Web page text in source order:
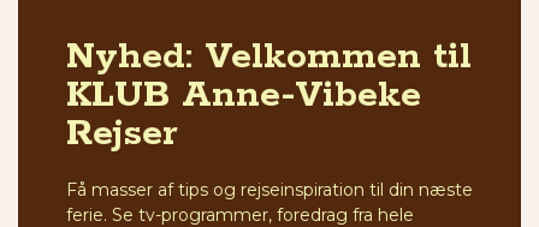
Nyhed: Velkommen til
KLUB Anne-Vibeke
Rejser
Få masser af tips og rejseinspiration til din næste
ferie. Se tv-programmer, foredrag fra hele